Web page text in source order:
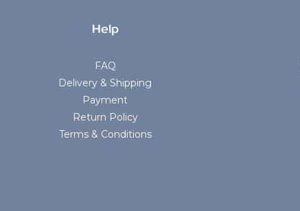
Help
FAQ
Delivery & Shipping
Payment
Return Policy
Terms & Conditions